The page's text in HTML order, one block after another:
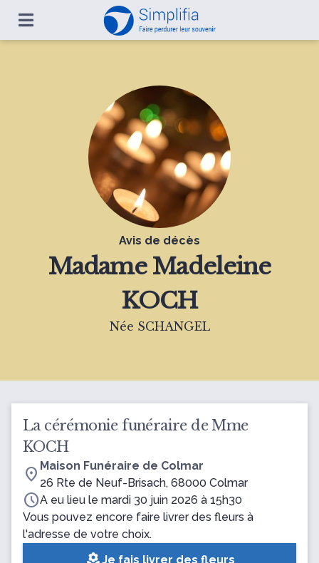
Avis de décès
Madame Madeleine
KOCH
Née SCHANGEL
La cérémonie funéraire de Mme
KOCH
location_on Maison Funéraire de Colmar
26 Rte de Neuf-Brisach, 68000 Colmar
scheduleA eu lieu le mardi 30 juin 2026 à 15h30
Vous pouvez encore faire livrer des fleurs à
l'adresse de votre choix.
Je fais livrer des fleurs